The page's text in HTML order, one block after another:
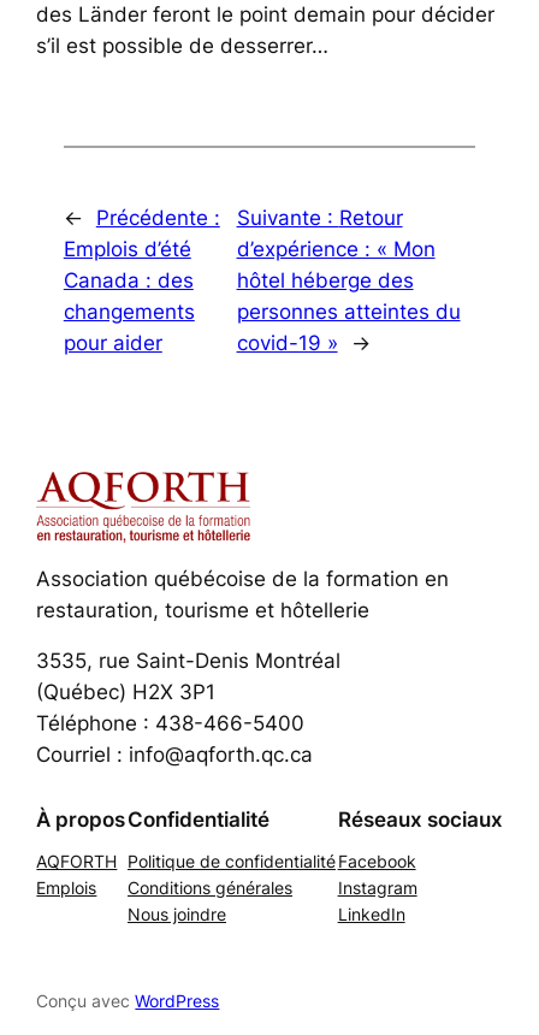
des Länder feront le point demain pour décider
s’il est possible de desserrer…
←
Précédente :
Emplois d’été
Canada : des
changements
pour aider
Suivante : Retour
d’expérience : « Mon
hôtel héberge des
personnes atteintes du
covid-19 »
→
Association québécoise de la formation en
restauration, tourisme et hôtellerie
3535, rue Saint-Denis Montréal
(Québec) H2X 3P1
Téléphone : 438-466-5400
Courriel : info@aqforth.qc.ca
À propos
AQFORTH
Emplois
Confidentialité
Politique de confidentialité
Conditions générales
Nous joindre
Réseaux sociaux
Facebook
Instagram
LinkedIn
Conçu avecWordPress